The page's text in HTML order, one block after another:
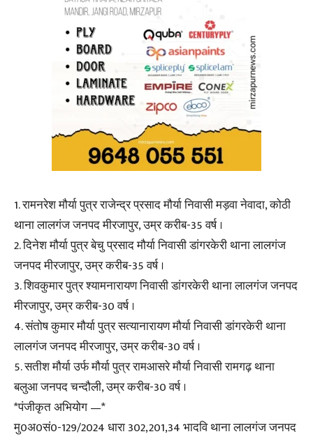
1. रामनरेश मौर्या पुत्र राजेन्द्र प्रसाद मौर्या निवासी मड़वा नेवादा, कोठी
थाना लालगंज जनपद मीरजापुर, उम्र करीब-35 वर्ष ।
2. दिनेश मौर्या पुत्र बेचु प्रसाद मौर्या निवासी डांगरकेरी थाना लालगंज
जनपद मीरजापुर, उम्र करीब-35 वर्ष ।
3. शिवकुमार पुत्र श्यामनारायण निवासी डांगरकेरी थाना लालगंज जनपद
मीरजापुर, उम्र करीब-30 वर्ष ।
4. संतोष कुमार मौर्या पुत्र सत्यानारायण मौर्या निवासी डांगरकेरी थाना
लालगंज जनपद मीरजापुर, उम्र करीब-30 वर्ष ।
5. सतीश मौर्या उर्फ मौर्या पुत्र रामआसरे मौर्या निवासी रामगढ़ थाना
बलुआ जनपद चन्दौली, उम्र करीब-30 वर्ष ।
*पंजीकृत अभियोग —*
मु0अ0सं0-129/2024 धारा 302,201,34 भादवि थाना लालगंज जनपद